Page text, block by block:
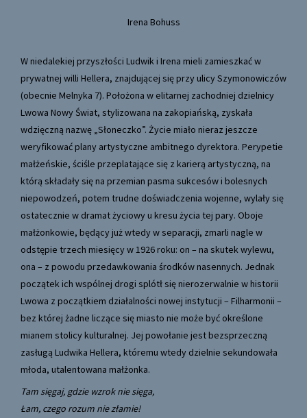
Irena Bohuss
W niedalekiej przyszłości Ludwik i Irena mieli zamieszkać w
prywatnej willi Hellera, znajdującej się przy ulicy Szymonowiczów
(obecnie Melnyka 7). Położona w elitarnej zachodniej dzielnicy
Lwowa Nowy Świat, stylizowana na zakopiańską, zyskała
wdzięczną nazwę „Słoneczko”. Życie miało nieraz jeszcze
weryfikować plany artystyczne ambitnego dyrektora. Perypetie
małżeńskie, ściśle przeplatające się z karierą artystyczną, na
którą składały się na przemian pasma sukcesów i bolesnych
niepowodzeń, potem trudne doświadczenia wojenne, wylały się
ostatecznie w dramat życiowy u kresu życia tej pary. Oboje
małżonkowie, będący już wtedy w separacji, zmarli nagle w
odstępie trzech miesięcy w 1926 roku: on – na skutek wylewu,
ona – z powodu przedawkowania środków nasennych. Jednak
początek ich wspólnej drogi splótł się nierozerwalnie w historii
Lwowa z początkiem działalności nowej instytucji – Filharmonii –
bez której żadne liczące się miasto nie może być określone
mianem stolicy kulturalnej. Jej powołanie jest bezsprzeczną
zasługą Ludwika Hellera, któremu wtedy dzielnie sekundowała
młoda, utalentowana małżonka.
Tam sięgaj, gdzie wzrok nie sięga,
Łam, czego rozum nie złamie!